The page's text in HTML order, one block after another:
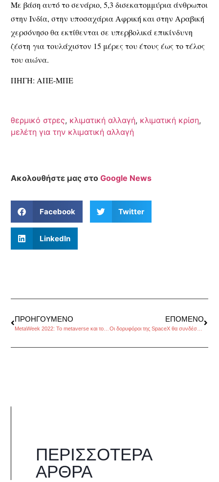
Με βάση αυτό το σενάριο, 5,3 δισεκατομμύρια άνθρωποι
στην Ινδία, στην υποσαχάρια Αφρική και στην Αραβική
χερσόνησο θα εκτίθενται σε υπερβολικά επικίνδυνη
ζέστη για τουλάχιστον 15 μέρες του έτους έως το τέλος
του αιώνα.
ΠΗΓΗ: ΑΠΕ-ΜΠΕ
θερμικό στρες, κλιματική αλλαγή, κλιματική κρίση,
μελέτη για την κλιματική αλλαγή
Ακολουθήστε μας στοGoogle News
Facebook Twitter
LinkedIn
ΠΡΟΗΓΟΎΜΕΝΟ ΕΠΌΜΕΝΟ
Οι δορυφόροι της SpaceX θα συνδέσουν απομονωμένα μέρη
ΠΕΡΙΣΣΌΤΕΡΑ
ΆΡΘΡΑ